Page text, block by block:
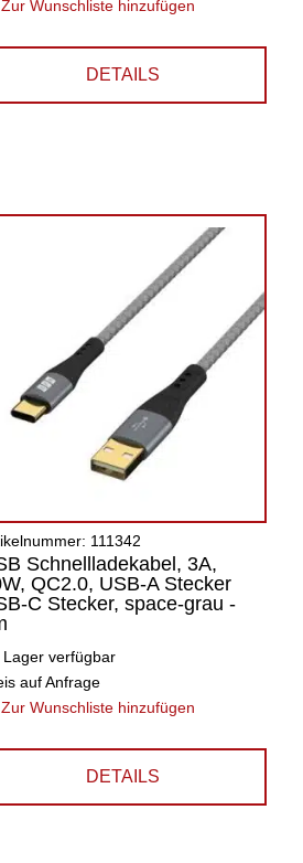
Zur Wunschliste hinzufügen
DETAILS
111342
Schnellladekabel, 3A,
QC2.0, USB-A Stecker
C Stecker, space-grau -
Lager verfügbar
auf Anfrage
Zur Wunschliste hinzufügen
DETAILS